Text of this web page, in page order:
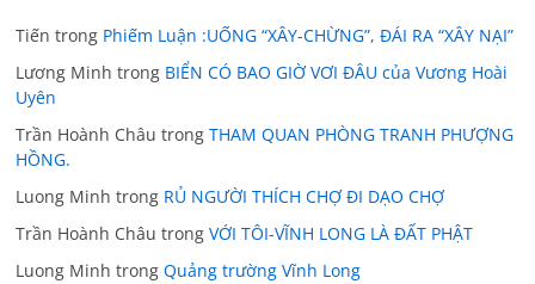
Tiến trong Phiếm Luận :UỐNG “XÂY-CHỪNG”, ĐÁI RA “XÂY NẠI”
Lương Minh trong BIỂN CÓ BAO GIỜ VƠI ĐÂU của Vương Hoài
Uyên
Trần Hoành Châu trongTHAM QUAN PHÒNG TRANH PHƯỢNG
HỒNG.
Luong Minh trong RỦ NGƯỜI THÍCH CHỢ ĐI DẠO CHỢ
Trần Hoành Châu trongVỚI TÔI-VĨNH LONG LÀ ĐẤT PHẬT
Luong Minh trongQuảng trường Vĩnh Long